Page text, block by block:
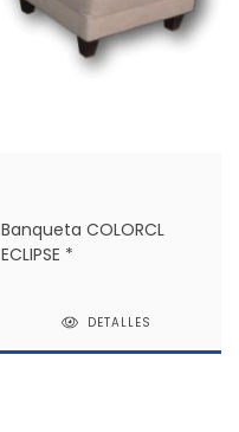
Banqueta COLORCL
ECLIPSE *
DETALLES